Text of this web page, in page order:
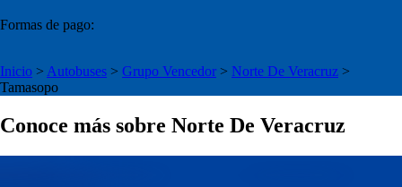
Formas de pago:
Inicio > Autobuses > Grupo Vencedor > Norte De Veracruz >
Tamasopo
Conoce más sobre Norte De Veracruz